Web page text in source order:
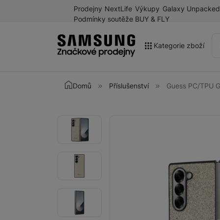
Prodejny NextLife Výkupy Galaxy Unpacked
Podmínky soutěže BUY & FLY
Kategorie zboží
Akce
Mobilní telefony
Tablety
Domů Příslušenství Guess PC/TPU
Fotografie